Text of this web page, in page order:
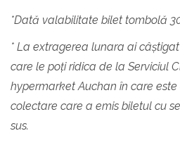
*Dată valabilitate bilet tombolă
* La extragerea lunara ai
care le poți ridica de la Serviciul
hypermarket Auchan în care
colectare care a emis biletul cu
sus.